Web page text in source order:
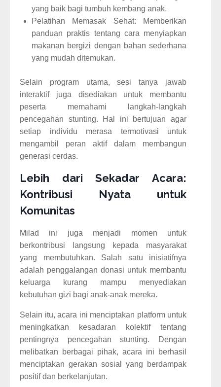
yang baik bagi tumbuh kembang anak.
Pelatihan Memasak Sehat: Memberikan
panduan praktis tentang cara menyiapkan
makanan bergizi dengan bahan sederhana
yang mudah ditemukan.
Selain program utama, sesi tanya jawab
interaktif juga disediakan untuk membantu
peserta memahami langkah-langkah
pencegahan stunting. Hal ini bertujuan agar
setiap individu merasa termotivasi untuk
mengambil peran aktif dalam membangun
generasi cerdas.
Lebih dari Sekadar Acara:
Kontribusi Nyata untuk
Komunitas
Milad ini juga menjadi momen untuk
berkontribusi langsung kepada masyarakat
yang membutuhkan. Salah satu inisiatifnya
adalah penggalangan donasi untuk membantu
keluarga kurang mampu menyediakan
kebutuhan gizi bagi anak-anak mereka.
Selain itu, acara ini menciptakan platform untuk
meningkatkan kesadaran kolektif tentang
pentingnya pencegahan stunting. Dengan
melibatkan berbagai pihak, acara ini berhasil
menciptakan gerakan sosial yang berdampak
positif dan berkelanjutan.